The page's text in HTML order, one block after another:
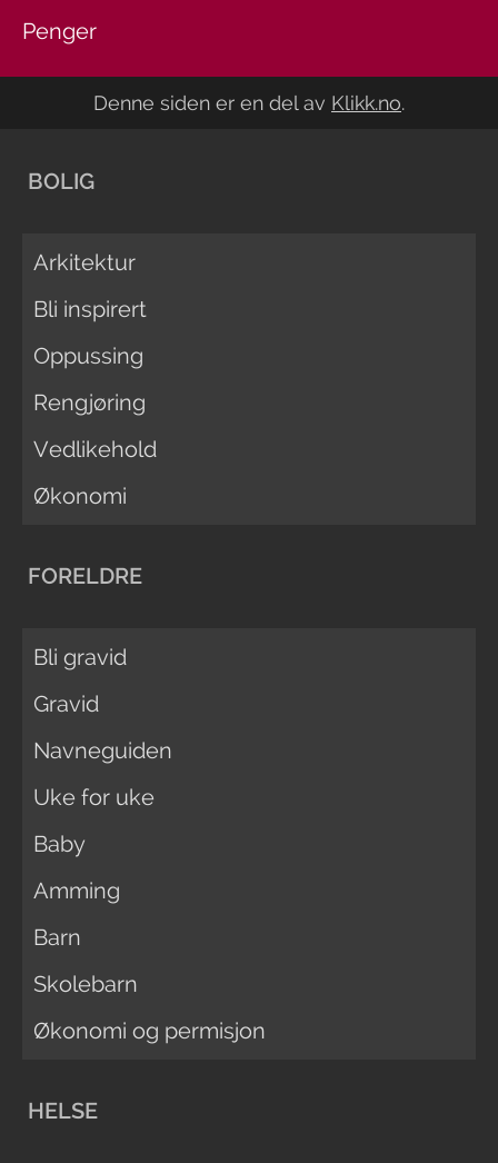
Penger
Denne siden er en del av Klikk.no.
BOLIG
Arkitektur
Bli inspirert
Oppussing
Rengjøring
Vedlikehold
Økonomi
FORELDRE
Bli gravid
Gravid
Navneguiden
Uke for uke
Baby
Amming
Barn
Skolebarn
Økonomi og permisjon
HELSE